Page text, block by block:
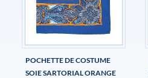
POCHETTE DE COSTUME
SOIE SARTORIAL ORANGE